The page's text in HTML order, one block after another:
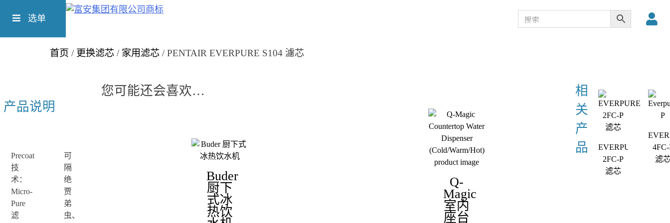
选单
首页 / 更换滤芯 / 家用滤芯 / PENTAIR EVERPURE S104 濾芯
产品说明
Precoat
技
术：
Micro-
Pure
滤
可
隔
绝
贾
弟
虫、
您可能还会喜欢…
Buder
厨下
式冰
热饮
Q-
Magic
室内
座台
EVERPURE
2FC-P
滤芯
4FC-
滤